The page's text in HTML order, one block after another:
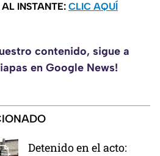
INSTANTE: CLIC AQUÍ
contenido, sigue a
en Google News!
Detenido en el acto: